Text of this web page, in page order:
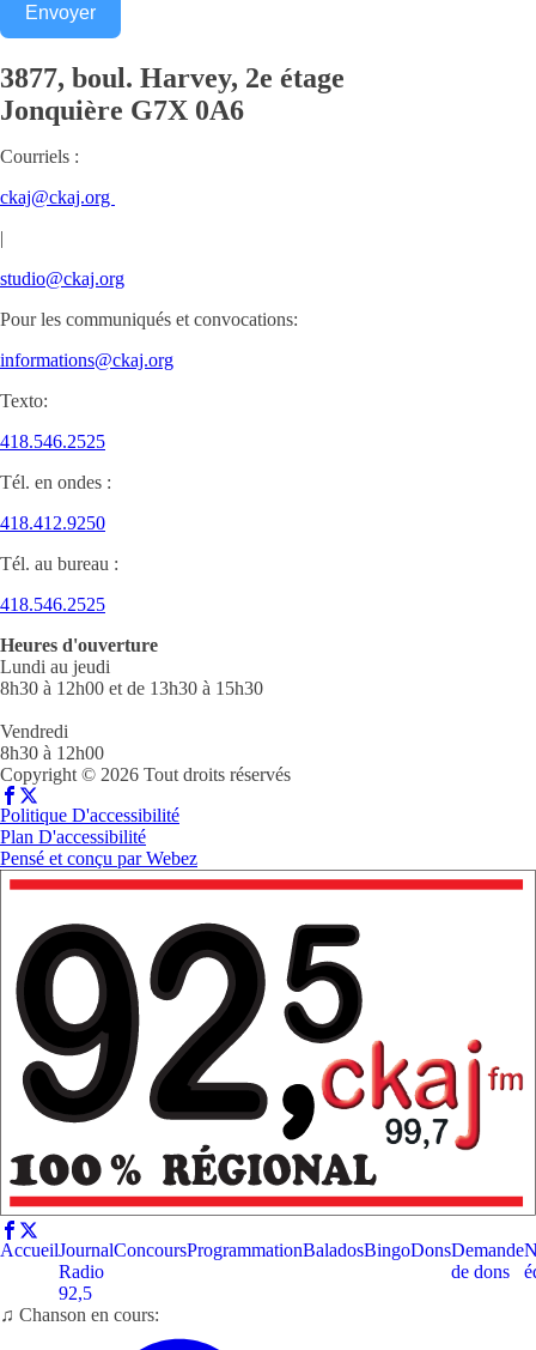
Envoyer
3877, boul. Harvey, 2e étage
Jonquière G7X 0A6
Courriels :
ckaj@ckaj.org
|
studio@ckaj.org
Pour les communiqués et convocations:
informations@ckaj.org
Texto:
418.546.2525
Tél. en ondes :
418.412.9250
Tél. au bureau :
418.546.2525
Heures d'ouverture
Lundi au jeudi
8h30 à 12h00 et de 13h30 à 15h30
Vendredi
8h30 à 12h00
Copyright © 2026 Tout droits réservés
Politique D'accessibilité
Plan D'accessibilité
Pensé et conçu parWebez
AccueilJournal
Radio
92,5
ConcoursProgrammationBaladosBingoDonsDemande
de dons
♫ Chanson en cours: